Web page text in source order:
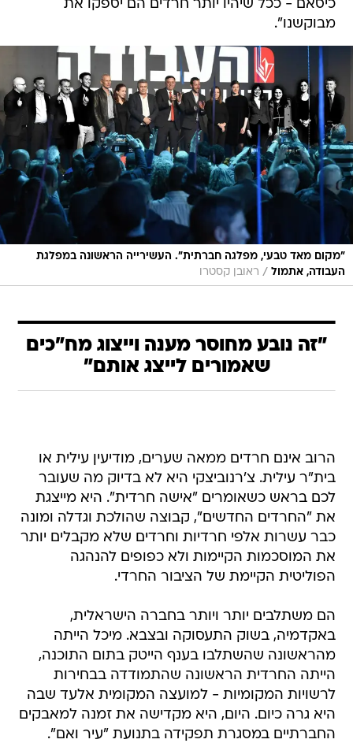
כיסאם - ככל שיהיו יותר חרדים הם יספקו את
מבוקשנו".
"מקום מאד טבעי, מפלגה חברתית". העשירייה הראשונה במפלגת
העבודה, אתמול / ראובן קסטרו
"זה נובע מחוסר מענה וייצוג מח"כים
שאמורים לייצג אותם"
הרוב אינם חרדים ממאה שערים, מודיעין עילית או
בית"ר עילית. צ'רנוביצקי היא לא בדיוק מה שעובר
לכם בראש כשאומרים "אישה חרדית". היא מייצגת
את "החרדים החדשים", קבוצה שהולכת וגדלה ומונה
כבר עשרות אלפי חרדיות וחרדים שלא מקבלים יותר
את המוסכמות הקיימות ולא כפופים להנהגה
הפוליטית הקיימת של הציבור החרדי.
הם משתלבים יותר ויותר בחברה הישראלית,
באקדמיה, בשוק התעסוקה ובצבא. מיכל הייתה
מהראשונה שהשתלבו בענף הייטק בתום התוכנה,
הייתה החרדית הראשונה שהתמודדה בבחירות
לרשויות המקומיות - למועצה המקומית אלעד שבה
היא גרה כיום. היום, היא מקדישה את זמנה למאבקים
החברתיים במסגרת תפקידה בתנועת "עיר ואם".